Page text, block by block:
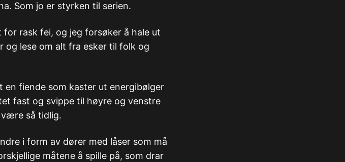
Som jo er styrken til serien.
rask fei, og jeg forsøker å hale ut
og lese om alt fra esker til folk og
en fiende som kaster ut energibølger
fast og svippe til høyre og venstre
være så tidlig.
i form av dører med låser som må
måtene å spille på, som drar